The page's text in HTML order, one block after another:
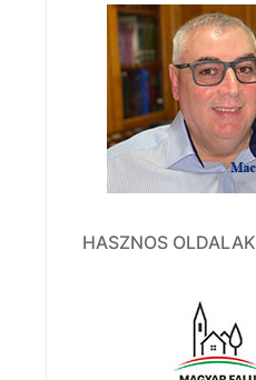
HASZNOS OLDALAK